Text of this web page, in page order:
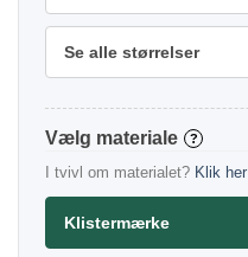
Se alle størrelser
materiale ?
I tvivl om materialet? Klik her
Klistermærke